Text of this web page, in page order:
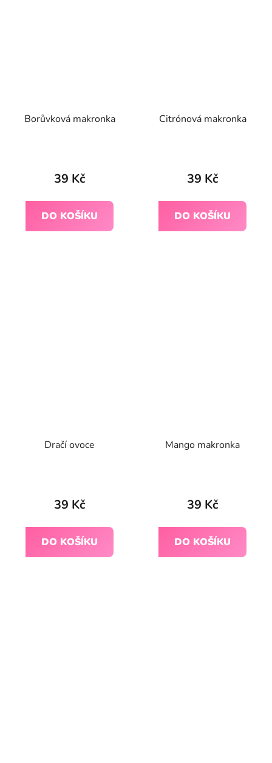
Borůvková makronka
hodnocení
je
5,0
39 Kč
DO KOŠÍKU
Citrónová makronka
39 Kč
DO KOŠÍKU
Dračí ovoce
hodnocení
je
5,0
39 Kč
DO KOŠÍKU
Mango makronka
39 Kč
DO KOŠÍKU